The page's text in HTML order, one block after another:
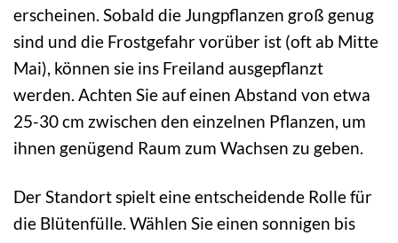
erscheinen. Sobald die Jungpflanzen groß genug
sind und die Frostgefahr vorüber ist (oft ab Mitte
Mai), können sie ins Freiland ausgepflanzt
werden. Achten Sie auf einen Abstand von etwa
25-30 cm zwischen den einzelnen Pflanzen, um
ihnen genügend Raum zum Wachsen zu geben.
Der Standort spielt eine entscheidende Rolle für
die Blütenfülle. Wählen Sie einen sonnigen bis